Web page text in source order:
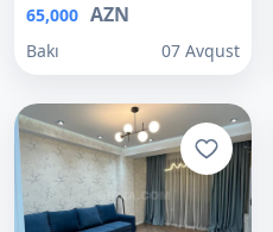
65,000 AZN
Bakı 07 Avqust